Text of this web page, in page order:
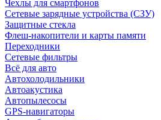
Чехлы для смартфонов
Сетевые зарядные устройства (СЗУ)
Защитные стекла
Флеш-накопители и карты памяти
Переходники
Сетевые фильтры
Всё для авто
Автохолодильники
Автоакустика
Автопылесосы
GPS-навигаторы